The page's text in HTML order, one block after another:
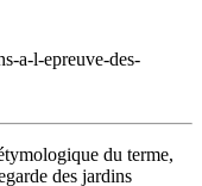
a-l-epreuve-des-
du terme,
des jardins